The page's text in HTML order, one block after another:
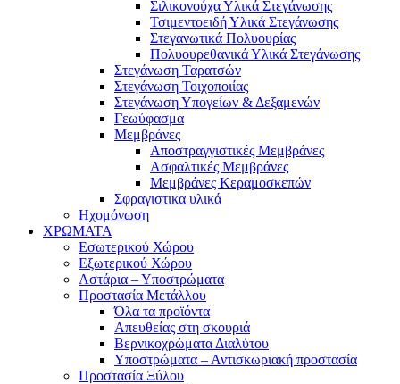
Σιλικονούχα Υλικά Στεγάνωσης
Τσιμεντοειδή Υλικά Στεγάνωσης
Στεγανωτικά Πολυουρίας
Πολυουρεθανικά Υλικά Στεγάνωσης
Στεγάνωση Ταρατσών
Στεγάνωση Τοιχοποιίας
Στεγάνωση Υπογείων & Δεξαμενών
Γεωύφασμα
Μεμβράνες
Αποστραγγιστικές Μεμβράνες
Ασφαλτικές Μεμβράνες
Μεμβράνες Κεραμοσκεπών
Σφραγιστικα υλικά
Ηχομόνωση
ΧΡΩΜΑΤΑ
Εσωτερικού Χώρου
Εξωτερικού Χώρου
Αστάρια – Υποστρώματα
Προστασία Μετάλλου
Όλα τα προϊόντα
Απευθείας στη σκουριά
Βερνικοχρώματα Διαλύτου
Υποστρώματα – Αντισκωριακή προστασία
Προστασία Ξύλου